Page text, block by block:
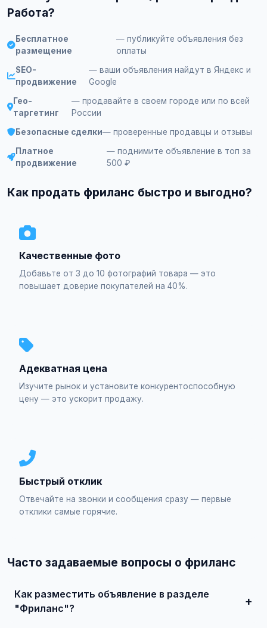
Работа?
Бесплатное
размещение
— публикуйте объявления без
оплаты
SEO-
продвижение
— ваши объявления найдут в Яндекс и
Google
Гео-
таргетинг
— продавайте в своем городе или по всей
России
Безопасные сделки— проверенные продавцы и отзывы
Платное
продвижение
— поднимите объявление в топ за
500 ₽
Как продать фриланс быстро и выгодно?
Качественные фото
Добавьте от 3 до 10 фотографий товара — это
повышает доверие покупателей на 40%.
Адекватная цена
Изучите рынок и установите конкурентоспособную
цену — это ускорит продажу.
Быстрый отклик
Отвечайте на звонки и сообщения сразу — первые
отклики самые горячие.
Часто задаваемые вопросы о фриланс
Как разместить объявление в разделе
"Фриланс"?